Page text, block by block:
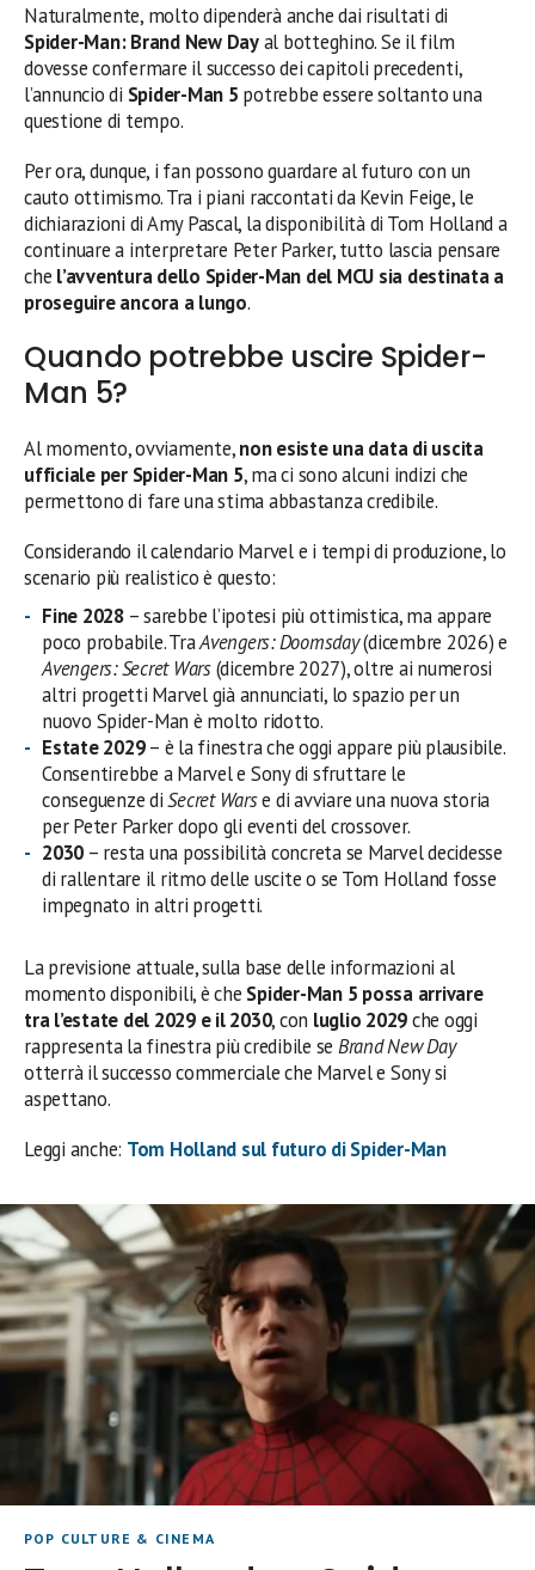
Naturalmente, molto dipenderà anche dai risultati di
Spider-Man: Brand New Dayal botteghino. Se il film
dovesse confermare il successo dei capitoli precedenti,
l’annuncio di Spider-Man 5 potrebbe essere soltanto una
questione di tempo.
Per ora, dunque, i fan possono guardare al futuro con un
cauto ottimismo. Tra i piani raccontati da Kevin Feige, le
dichiarazioni di Amy Pascal, la disponibilità di Tom Holland a
continuare a interpretare Peter Parker, tutto lascia pensare
che l’avventura dello Spider-Man del MCU sia destinata a
proseguire ancora a lungo.
Quando potrebbe uscire Spider-
Man 5?
Al momento, ovviamente,non esiste una data di uscita
ufficiale per Spider-Man 5, ma ci sono alcuni indizi che
permettono di fare una stima abbastanza credibile.
Considerando il calendario Marvel e i tempi di produzione, lo
scenario più realistico è questo:
Fine 2028– sarebbe l’ipotesi più ottimistica, ma appare
poco probabile. TraAvengers: Doomsday(dicembre 2026) e
Avengers: Secret Wars(dicembre 2027), oltre ai numerosi
altri progetti Marvel già annunciati, lo spazio per un
nuovo Spider-Man è molto ridotto.
Estate 2029– è la finestra che oggi appare più plausibile.
Consentirebbe a Marvel e Sony di sfruttare le
conseguenze diSecret Warse di avviare una nuova storia
per Peter Parker dopo gli eventi del crossover.
2030 – resta una possibilità concreta se Marvel decidesse
di rallentare il ritmo delle uscite o se Tom Holland fosse
impegnato in altri progetti.
La previsione attuale, sulla base delle informazioni al
momento disponibili, è che Spider-Man 5 possa arrivare
tra l’estate del 2029 e il 2030, con luglio 2029che oggi
rappresenta la finestra più credibile se Brand New Day
otterrà il successo commerciale che Marvel e Sony si
aspettano.
Leggi anche: Tom Holland sul futuro di Spider-Man
POP CULTURE & CINEMA